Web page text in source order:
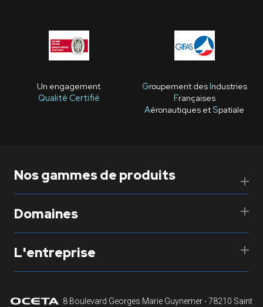
Un engagement
Qualité Certifié
Groupement desIndustries
Françaises
Aéronautiques etSpatiale
Nos gammes de produits
Domaines
L'entreprise
8 Boulevard Georges Marie Guynemer - 78210 Saint